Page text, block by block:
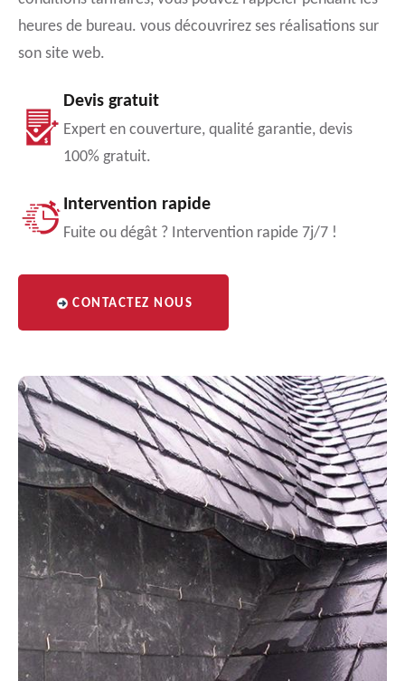
heures de bureau. vous découvrirez ses réalisations sur
son site web.
Devis gratuit
Expert en couverture, qualité garantie, devis
100% gratuit.
Intervention rapide
Fuite ou dégât ? Intervention rapide 7j/7 !
CONTACTEZ NOUS